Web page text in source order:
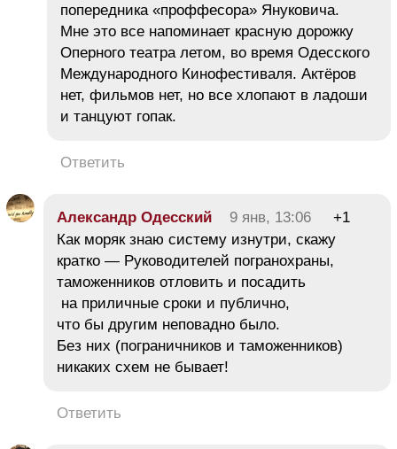
попередника «проффесора» Януковича.
Мне это все напоминает красную дорожку
Оперного театра летом, во время Одесского
Международного Кинофестиваля. Актёров
нет, фильмов нет, но все хлопают в ладоши
и танцуют гопак.
Ответить
Александр Одесский 9 янв, 13:06
+1
Как моряк знаю систему изнутри, скажу
кратко — Руководителей погранохраны,
таможенников отловить и посадить
на приличные сроки и публично,
что бы другим неповадно было.
Без них (пограничников и таможенников)
никаких схем не бывает!
Ответить